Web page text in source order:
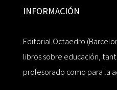
INFORMACIÓN
Editorial Octaedro
libros sobre educación,
profesorado como para la